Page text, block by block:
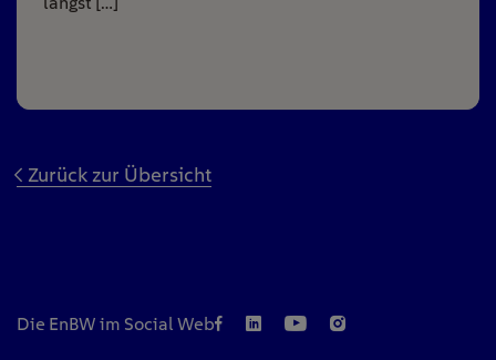
Zurück zur Übersicht
Die EnBW im Social Web